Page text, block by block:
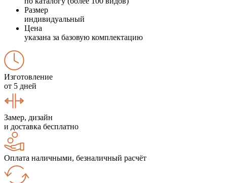
Размер
индивидуальный
Цена
указана за базовую комплектацию
Изготовление
от 5 дней
Замер, дизайн
и доставка бесплатно
Оплата наличными, безналичный расчёт